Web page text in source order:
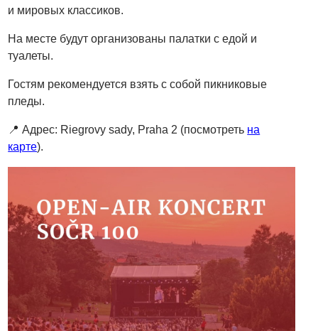
и мировых классиков.
На месте будут организованы палатки с едой и
туалеты.
Гостям рекомендуется взять с собой пикниковые
пледы.
📍 Адрес: Riegrovy sady, Praha 2 (посмотреть на
карте).